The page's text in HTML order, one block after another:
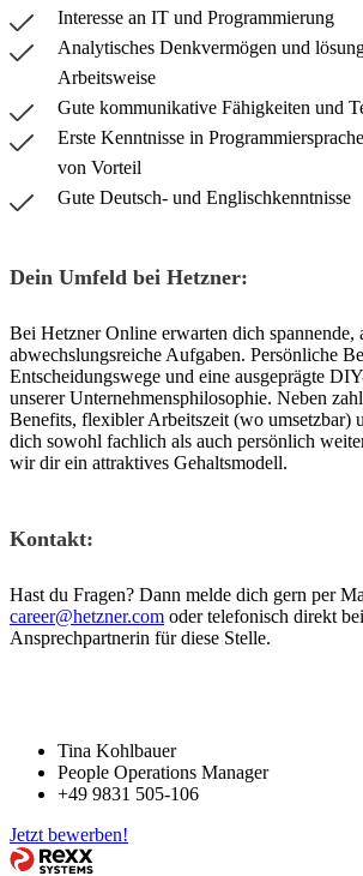
Interesse an IT und Programmierung
Analytisches Denkvermögen und
Arbeitsweise
Gute kommunikative Fähigkeiten und
Erste Kenntnisse in
von Vorteil
Gute Deutsch- und Englischkenntnisse
Dein Umfeld bei Hetzner:
Bei Hetzner Online erwarten dich spannende,
abwechslungsreiche Aufgaben. Persönliche
Entscheidungswege und eine ausgeprägte
unserer Unternehmensphilosophie. Neben
Benefits, flexibler Arbeitszeit (wo umsetzbar)
dich sowohl fachlich als auch persönlich
wir dir ein attraktives Gehaltsmodell.
Kontakt:
Hast du Fragen? Dann melde dich gern per
career@hetzner.com oder telefonisch direkt
Ansprechpartnerin für diese Stelle.
Tina Kohlbauer
People Operations Manager
+49 9831 505-106
Jetzt bewerben!